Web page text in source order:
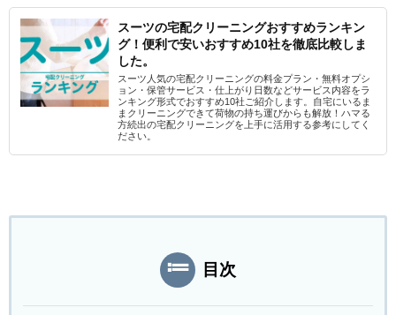
スーツの宅配クリーニングおすすめランキン
グ！便利で安いおすすめ10社を徹底比較しま
した。
スーツ人気の宅配クリーニングの料金プラン・無料オプシ
ョン・保管サービス・仕上がり日数などサービス内容をラ
ンキング形式でおすすめ10社ご紹介します。自宅にいるま
まクリーニングできて荷物の持ち運びからも解放！ハマる
方続出の宅配クリーニングを上手に活用する参考にしてく
ださい。
目次